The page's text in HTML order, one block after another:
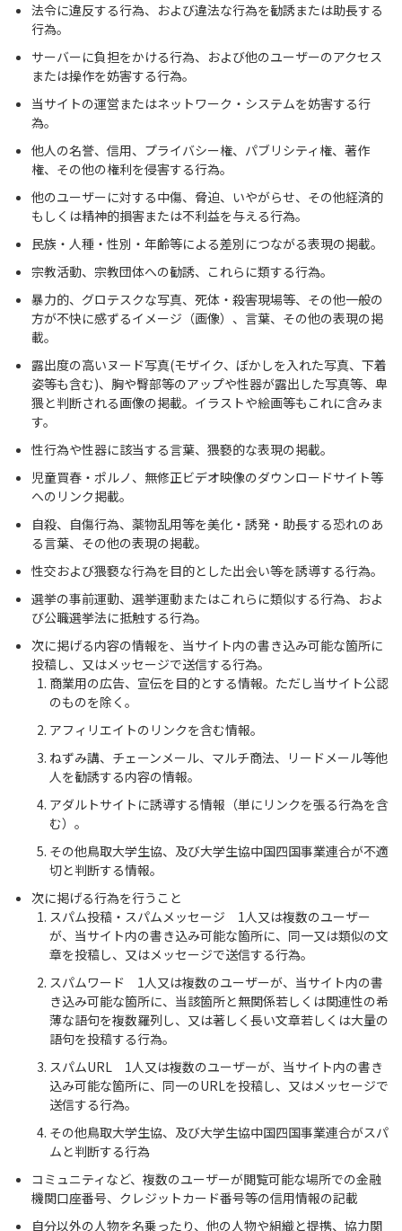
法令に違反する行為、および違法な行為を勧誘または助長する
行為。
サーバーに負担をかける行為、および他のユーザーのアクセス
または操作を妨害する行為。
当サイトの運営またはネットワーク・システムを妨害する行
為。
他人の名誉、信用、プライバシー権、パブリシティ権、著作
権、その他の権利を侵害する行為。
他のユーザーに対する中傷、脅迫、いやがらせ、その他経済的
もしくは精神的損害または不利益を与える行為。
民族・人種・性別・年齢等による差別につながる表現の掲載。
宗教活動、宗教団体への勧誘、これらに類する行為。
暴力的、グロテスクな写真、死体・殺害現場等、その他一般の
方が不快に感ずるイメージ（画像）、言葉、その他の表現の掲
載。
露出度の高いヌード写真(モザイク、ぼかしを入れた写真、下着
姿等も含む)、胸や臀部等のアップや性器が露出した写真等、卑
猥と判断される画像の掲載。イラストや絵画等もこれに含みま
す。
性行為や性器に該当する言葉、猥褻的な表現の掲載。
児童買春・ポルノ、無修正ビデオ映像のダウンロードサイト等
へのリンク掲載。
自殺、自傷行為、薬物乱用等を美化・誘発・助長する恐れのあ
る言葉、その他の表現の掲載。
性交および猥褻な行為を目的とした出会い等を誘導する行為。
選挙の事前運動、選挙運動またはこれらに類似する行為、およ
び公職選挙法に抵触する行為。
次に掲げる内容の情報を、当サイト内の書き込み可能な箇所に
投稿し、又はメッセージで送信する行為。
商業用の広告、宣伝を目的とする情報。ただし当サイト公認
のものを除く。
アフィリエイトのリンクを含む情報。
ねずみ講、チェーンメール、マルチ商法、リードメール等他
人を勧誘する内容の情報。
アダルトサイトに誘導する情報（単にリンクを張る行為を含
む）。
その他鳥取大学生協、及び大学生協中国四国事業連合が不適
切と判断する情報。
次に掲げる行為を行うこと
スパム投稿・スパムメッセージ 1人又は複数のユーザー
が、当サイト内の書き込み可能な箇所に、同一又は類似の文
章を投稿し、又はメッセージで送信する行為。
スパムワード 1人又は複数のユーザーが、当サイト内の書
き込み可能な箇所に、当該箇所と無関係若しくは関連性の希
薄な語句を複数羅列し、又は著しく長い文章若しくは大量の
語句を投稿する行為。
スパムURL 1人又は複数のユーザーが、当サイト内の書き
込み可能な箇所に、同一のURLを投稿し、又はメッセージで
送信する行為。
その他鳥取大学生協、及び大学生協中国四国事業連合がスパ
ムと判断する行為
コミュニティなど、複数のユーザーが閲覧可能な場所での金融
機関口座番号、クレジットカード番号等の信用情報の記載
自分以外の人物を名乗ったり、他の人物や組織と提携、協力関